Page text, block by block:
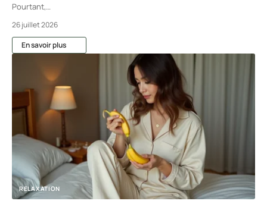
Pourtant,…
26 juillet 2026
En savoir plus
RELAXATION